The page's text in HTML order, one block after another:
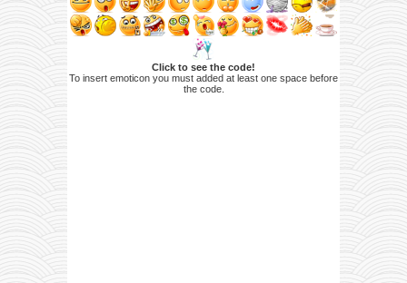
Click to see the code!
To insert emoticon you must added at least one space before
the code.